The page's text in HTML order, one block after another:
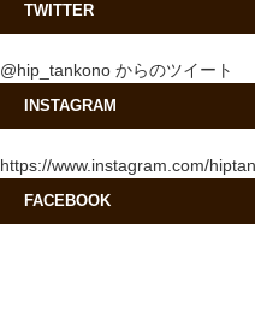
TWITTER
@hip_tankono からのツイート
INSTAGRAM
https://www.instagram.com/
FACEBOOK